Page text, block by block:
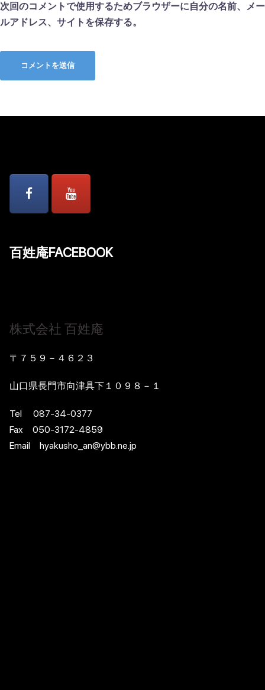
次回のコメントで使用するためブラウザーに自分の名前、メー
ルアドレス、サイトを保存する。
百姓庵FACEBOOK
株式会社 百姓庵
〒７５９－４６２３
山口県長門市向津具下１０９８－１
Tel 087-34-0377
Fax 050-3172-4859
Email hyakusho_an@ybb.ne.jp